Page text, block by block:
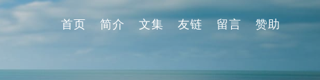
首页 简介 文集 友链 留言 赞助